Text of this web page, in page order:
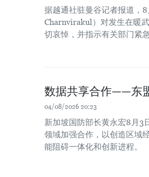
据越通社驻曼谷记者报道，
Charnvirakul）对发生在暖
切哀悼，并指示有关部门紧
数据共享合作——东
04/08/2026 20:23
新加坡国防部长黄永宏8月3
领域加强合作，以创造区域
能阻碍一体化和创新进程。